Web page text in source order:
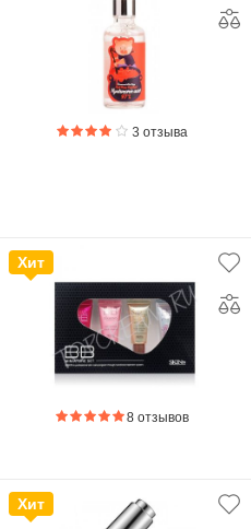
3 отзыва
8 отзывов
Хит
Хит